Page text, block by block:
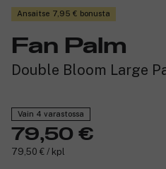
Ansaitse 7,95 € bonusta
Fan Palm
Double Bloom Large
Vain 4 varastossa
79,50 €
79,50 € / kpl